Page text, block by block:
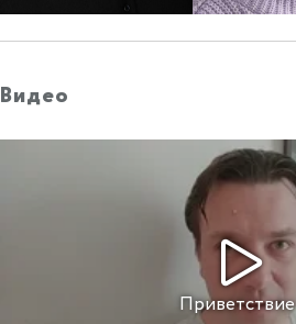
Видео
Приветствие